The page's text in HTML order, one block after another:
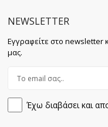
NEWSLETTER
Εγγραφείτε στο newsletter
μας.
Έχω διαβάσει και